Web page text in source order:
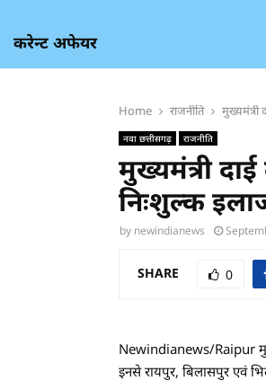
करेन्ट अफेयर
Home राजनीति मुख्यमंत्री
नवा छत्तीसगढ़ राजनीति
मुख्यमंत्री
निःशुल्क
by newindianews
SHARE 0
Newindianews/Raipur
इनसे रायपुर, बिलासपुर एवं